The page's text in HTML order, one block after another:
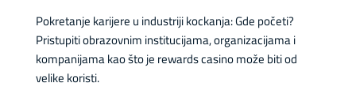
Pokretanje karijere u industriji kockanja: Gde početi?
Pristupiti obrazovnim institucijama, organizacijama i
kompanijama kao što je rewards casino može biti od
velike koristi.